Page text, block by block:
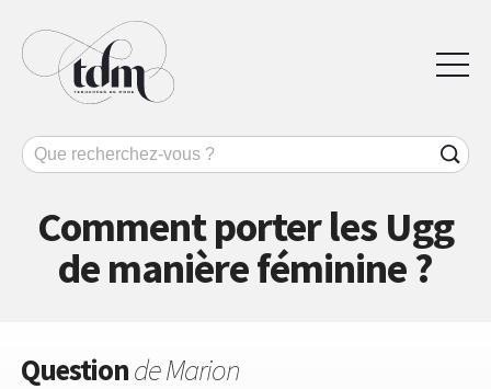
Comment porter les Ugg
de manière féminine ?
Questionde Marion